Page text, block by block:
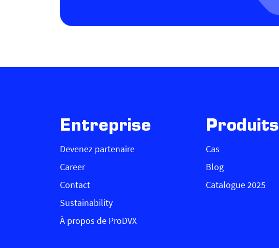
Entreprise
Devenez partenaire
Career
Contact
Sustainability
À propos de ProDVX
Produits
Cas
Blog
Catalogue 2025